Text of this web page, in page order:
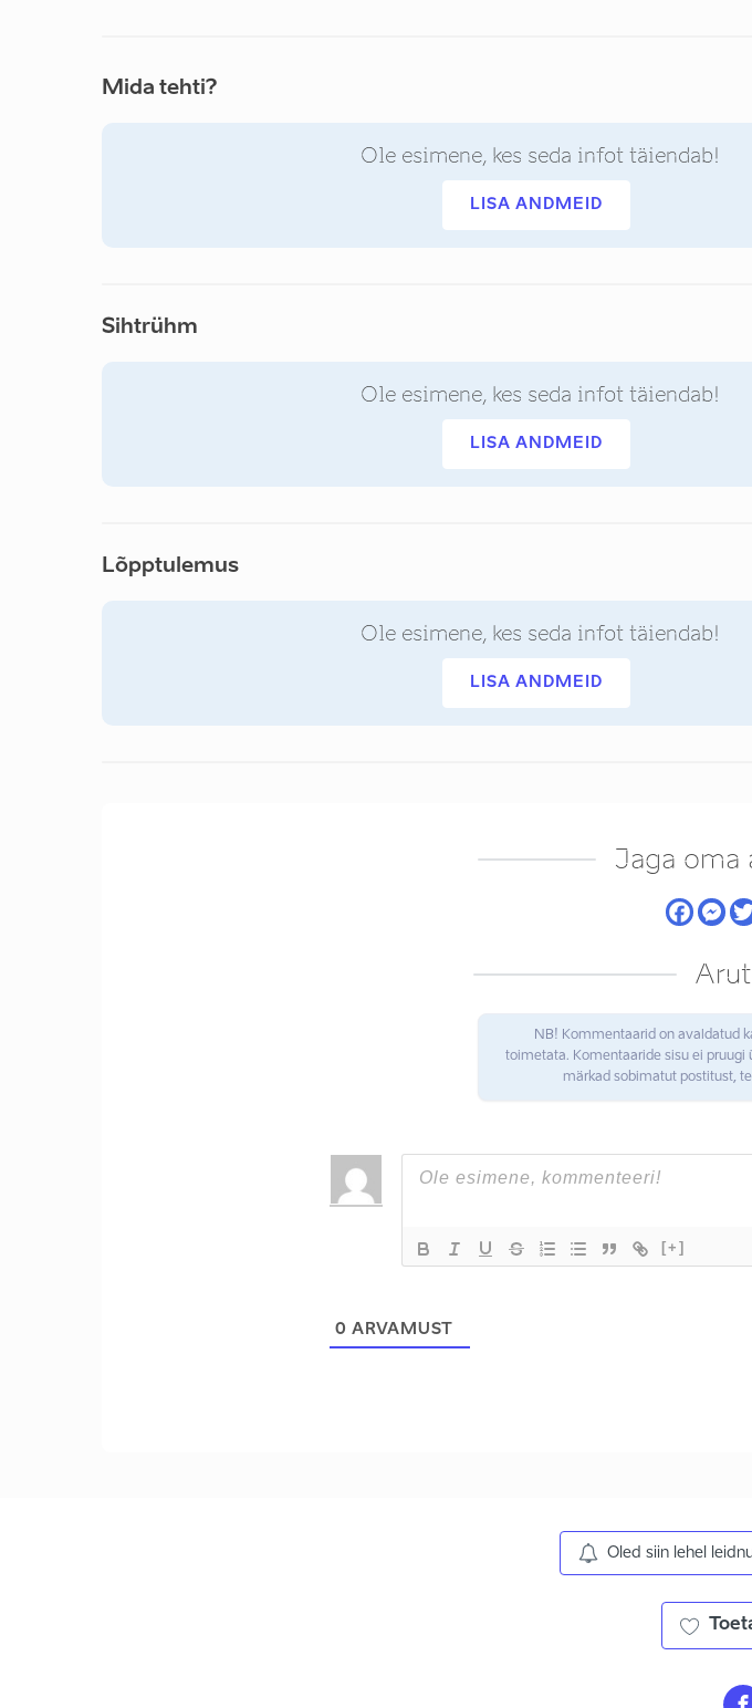
Mida tehti?
Ole esimene, kes seda infot täiendab!
LISA ANDMEID
Sihtrühm
Ole esimene, kes seda infot täiendab!
LISA ANDMEID
Lõpptulemus
Ole esimene, kes seda infot täiendab!
LISA ANDMEID
Jaga oma
NB! Kommentaarid on avaldatud
toimetata. Komentaaride sisu ei pruugi
märkad sobimatut postitust,
[+]
0 ARVAMUST
Oled siin lehel